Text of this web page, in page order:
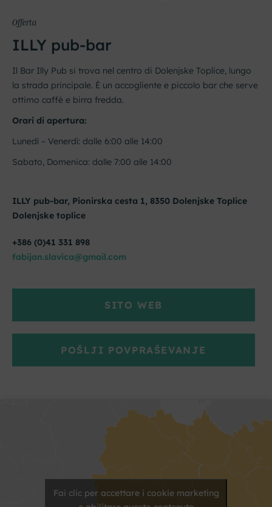
Offerta
ILLY pub-bar
Il Bar Illy Pub si trova nel centro di Dolenjske Toplice, lungo
la strada principale. È un accogliente e piccolo bar che serve
ottimo caffè e birra fredda.
Orari di apertura:
Lunedì – Venerdì: dalle 6:00 alle 14:00
Sabato, Domenica: dalle 7:00 alle 14:00
ILLY pub-bar, Pionirska cesta 1, 8350 Dolenjske Toplice
Dolenjske toplice
+386 (0)41 331 898
fabijan.slavica@gmail.com
SITO WEB
POŠLJI POVPRAŠEVANJE
Fai clic per accettare i cookie marketing